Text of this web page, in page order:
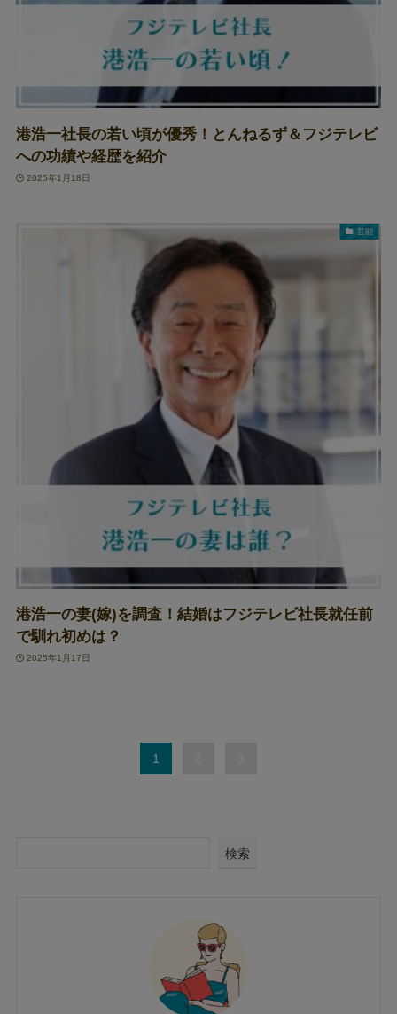
港浩一社長の若い頃が優秀！とんねるず＆フジテレビ
への功績や経歴を紹介
2025年1月18日
芸能
港浩一の妻(嫁)を調査！結婚はフジテレビ社長就任前
で馴れ初めは？
2025年1月17日
1
検索